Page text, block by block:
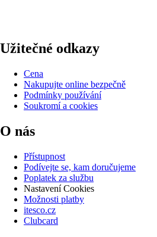
Užitečné odkazy
Cena
Nakupujte online bezpečně
Podmínky používání
Soukromí a cookies
O nás
Přístupnost
Podívejte se, kam doručujeme
Poplatek za službu
Nastavení Cookies
Možnosti platby
itesco.cz
Clubcard